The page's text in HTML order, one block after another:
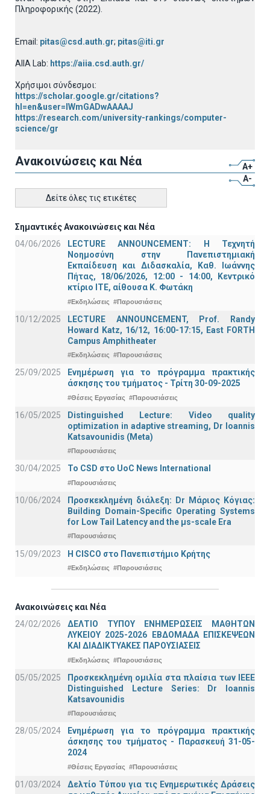
Πληροφορικής (2022).
Email: pitas@csd.auth.gr; pitas@iti.gr
AIIA Lab: https://aiia.csd.auth.gr/
Χρήσιμοι σύνδεσμοι:
https://scholar.google.gr/citations?
hl=en&user=lWmGADwAAAAJ
https://research.com/university-rankings/computer-
science/gr
Ανακοινώσεις και Νέα
A+
A-
Δείτε όλες τις ετικέτες
Σημαντικές Ανακοινώσεις και Νέα
04/06/2026
LECTURE ANNOUNCEMENT: Η Τεχνητή
Νοημοσύνη στην Πανεπιστημιακή
Εκπαίδευση και Διδασκαλία, Καθ. Ιωάννης
Πήτας, 18/06/2026, 12:00 - 14:00, Κεντρικό
κτίριο ΙΤΕ, αίθουσα Κ. Φωτάκη
#Εκδηλώσεις #Παρουσιάσεις
10/12/2025
LECTURE ANNOUNCEMENT, Prof. Randy
Howard Katz, 16/12, 16:00-17:15, East FORTH
Campus Amphitheater
#Εκδηλώσεις #Παρουσιάσεις
25/09/2025
Ενημέρωση για το πρόγραμμα πρακτικής
άσκησης του τμήματος - Τρίτη 30-09-2025
#Θέσεις Εργασίας #Παρουσιάσεις
16/05/2025
Distinguished Lecture: Video quality
optimization in adaptive streaming, Dr Ioannis
Katsavounidis (Meta)
#Παρουσιάσεις
30/04/2025 To CSD στο UoC News International
#Παρουσιάσεις
10/06/2024
Προσκεκλημένη διάλεξη: Dr Μάριος Κόγιας:
Building Domain-Specific Operating Systems
for Low Tail Latency and the μs-scale Era
#Παρουσιάσεις
15/09/2023 Η CISCO στο Πανεπιστήμιο Κρήτης
#Εκδηλώσεις #Παρουσιάσεις
Ανακοινώσεις και Νέα
24/02/2026
ΔΕΛΤΙΟ ΤΥΠΟΥ ΕΝΗΜΕΡΩΣΕΙΣ ΜΑΘΗΤΩΝ
ΛΥΚΕΙΟΥ 2025-2026 ΕΒΔΟΜΑΔΑ ΕΠΙΣΚΕΨΕΩΝ
ΚΑΙ ΔΙΑΔΙΚΤΥΑΚΕΣ ΠΑΡΟΥΣΙΑΣΕΙΣ
#Εκδηλώσεις #Παρουσιάσεις
05/05/2025
Προσκεκλημένη ομιλία στα πλαίσια των IEEE
Distinguished Lecture Series: Dr Ioannis
Katsavounidis
#Παρουσιάσεις
28/05/2024
Ενημέρωση για το πρόγραμμα πρακτικής
άσκησης του τμήματος - Παρασκευή 31-05-
2024
#Θέσεις Εργασίας #Παρουσιάσεις
01/03/2024
Δελτίο Τύπου για τις Ενημερωτικές Δράσεις